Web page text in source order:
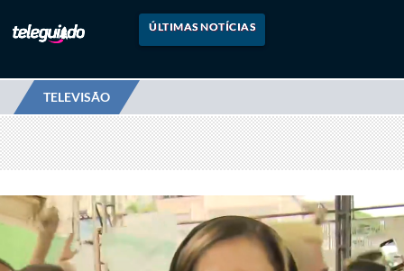
ÚLTIMAS NOTÍCIAS
TELEVISÃO